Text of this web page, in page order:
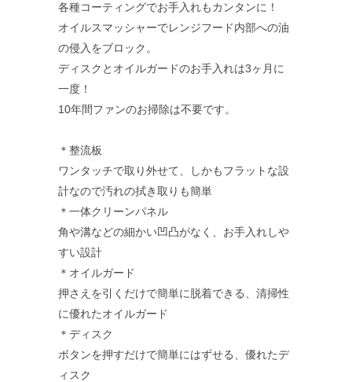
各種コーティングでお手入れもカンタンに！
オイルスマッシャーでレンジフード内部への油
の侵入をブロック。
ディスクとオイルガードのお手入れは3ヶ月に
一度！
10年間ファンのお掃除は不要です。
＊整流板
ワンタッチで取り外せて、しかもフラットな設
計なので汚れの拭き取りも簡単
＊一体クリーンパネル
角や溝などの細かい凹凸がなく、お手入れしや
すい設計
＊オイルガード
押さえを引くだけで簡単に脱着できる、清掃性
に優れたオイルガード
＊ディスク
ボタンを押すだけで簡単にはずせる、優れたデ
ィスク